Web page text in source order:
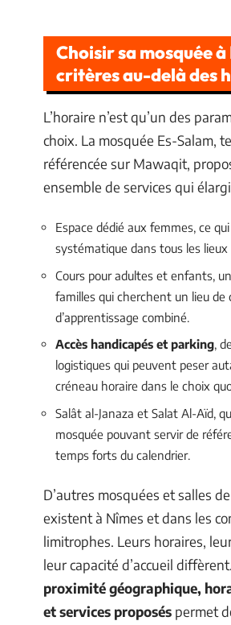
Choisir sa mosquée à
critères au-delà des
L’horaire n’est qu’un des
choix. La mosquée Es-Salam,
référencée sur Mawaqit,
ensemble de services qui
Espace dédié aux femmes, ce qui
systématique dans tous les lieux
Cours pour adultes et enfants,
familles qui cherchent un lieu de
d’apprentissage combiné.
Accès handicapés et parking,
logistiques qui peuvent peser
créneau horaire dans le choix
Salât al-Janaza et Salat Al-Aïd,
mosquée pouvant servir de
temps forts du calendrier.
D’autres mosquées et salles
existent à Nîmes et dans les
limitrophes. Leurs horaires,
leur capacité d’accueil diffèrent.
proximité géographique,
et services proposés permet